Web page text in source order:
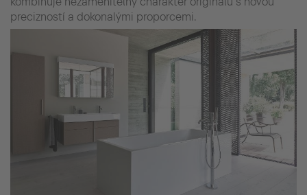
precizností a dokonalými proporcemi.